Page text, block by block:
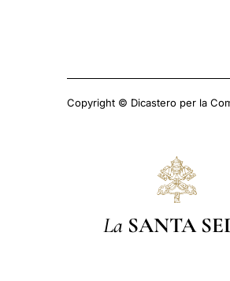
Copyright © Dicastero per la
La SANTA